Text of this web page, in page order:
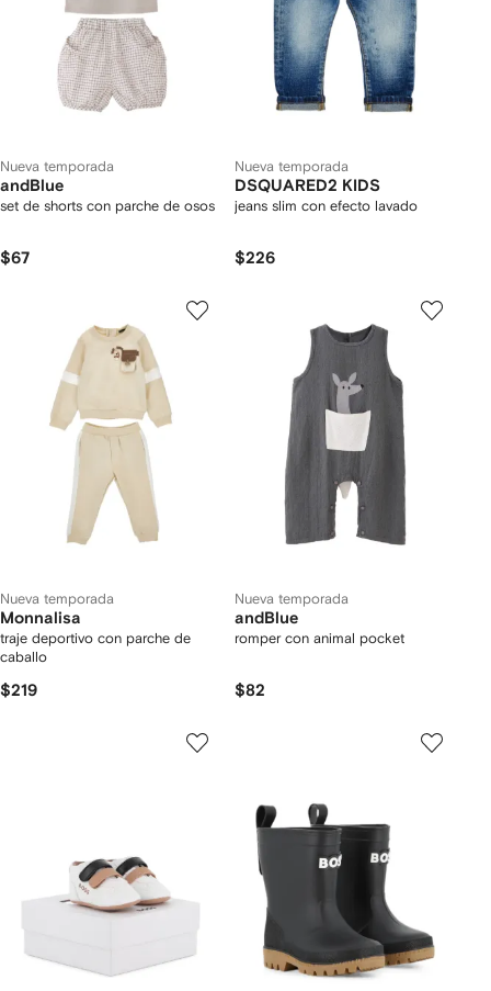
Nueva temporada
andBlue
set de shorts con parche de osos
$67
Nueva temporada
DSQUARED2 KIDS
jeans slim con efecto lavado
$226
Nueva temporada
Monnalisa
traje deportivo con parche de
caballo
$219
Nueva temporada
andBlue
romper con animal pocket
$82